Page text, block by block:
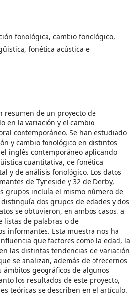
fonológica, cambio fonológico,
fonética acústica e
resumen de un proyecto de
en la variación y el cambio
contemporáneo. Se han estudiado
y cambio fonológico en distintos
inglés contemporáneo aplicando
cuantitativa, de fonética
y de análisis fonológico. Los datos
de Tyneside y 32 de Derby,
grupos incluía el mismo número de
dos grupos de edades y dos
se obtuvieron, en ambos casos, a
listas de palabras o de
informantes. Esta muestra nos ha
que factores como la edad, la
las distintas tendencias de variación
se analizan, además de ofrecernos
ámbitos geográficos de algunos
los resultados de este proyecto,
teóricas se describen en el artículo.